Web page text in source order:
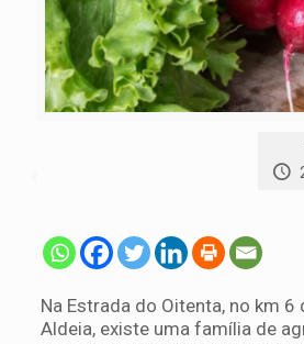
Na Estrada do Oitenta, no km 6
Aldeia, existe uma família de